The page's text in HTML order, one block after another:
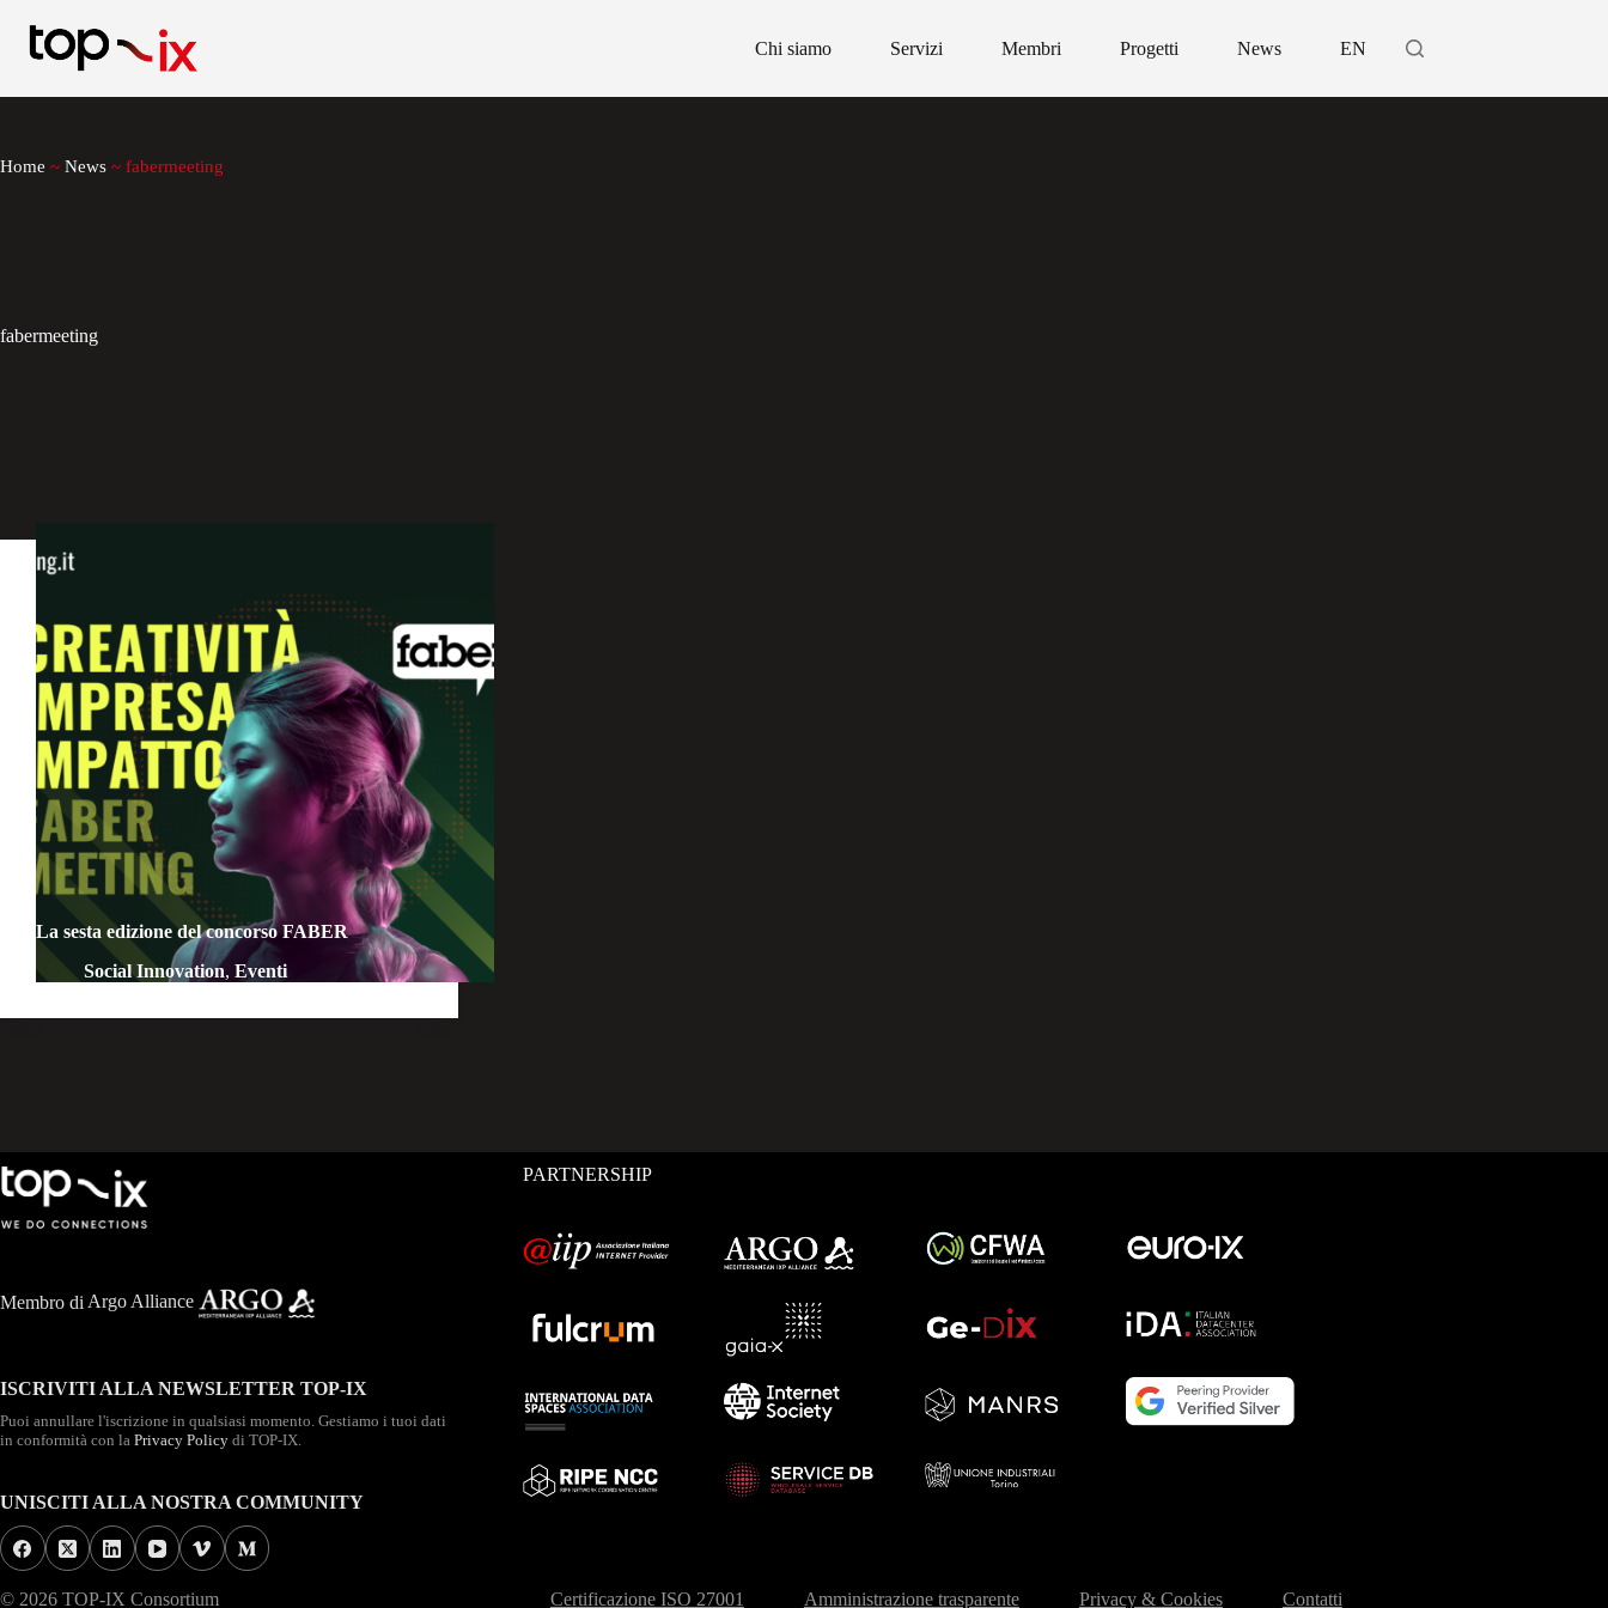
contenuto
Chi siamo Servizi Membri Progetti News EN
Home ~ News ~ fabermeeting
fabermeeting
La sesta edizione del concorso FABER
Social Innovation, Eventi
Membro di Argo Alliance
ISCRIVITI ALLA NEWSLETTER TOP-IX
Puoi annullare l'iscrizione in qualsiasi momento. Gestiamo i tuoi dati
in conformità con la Privacy Policy di TOP-IX.
UNISCITI ALLA NOSTRA COMMUNITY
PARTNERSHIP
© 2026 TOP-IX Consortium Certificazione ISO 27001 Amministrazione trasparente Privacy & Cookies Contatti